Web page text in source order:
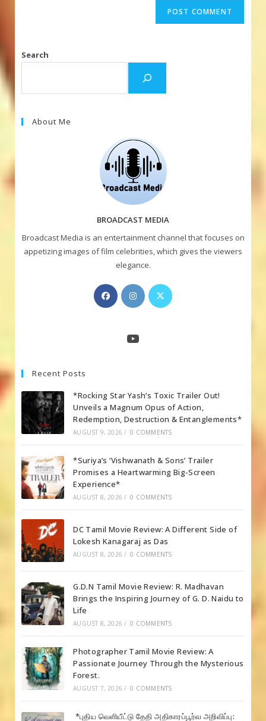
Search
About Me
BROADCAST MEDIA
Broadcast Media is an entertainment channel that focuses on
appetizing images of film celebrities, which gives the viewers
elegance.
Opens
in
new
Opens
in
Opens
YouTube
Recent Posts
*Rocking Star Yash’s Toxic Trailer Out!
Unveils a Magnum Opus of Action,
Redemption, Destruction & Entanglements*
AUGUST 9, 2026 / 0 COMMENTS
*Suriya’s ‘Vishwanath & Sons’ Trailer
Promises a Heartwarming Big-Screen
Experience*
AUGUST 8, 2026 / 0 COMMENTS
DC Tamil Movie Review: A Different Side of
Lokesh Kanagaraj as Das
AUGUST 8, 2026 / 0 COMMENTS
G.D.N Tamil Movie Review: R. Madhavan
Brings the Inspiring Journey of G. D. Naidu to
Life
AUGUST 8, 2026 / 0 COMMENTS
Photographer Tamil Movie Review: A
Passionate Journey Through the Mysterious
Forest.
AUGUST 7, 2026 / 0 COMMENTS
*புதிய வெளியீட்டு தேதி அதிகாரப்பூர்வ அறிவிப்பு: